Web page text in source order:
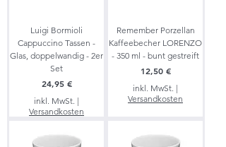
Luigi Bormioli
Cappuccino Tassen -
Glas, doppelwandig - 2er
Set
Preis
24,95 €
inkl. MwSt. |
Versandkosten
Remember Porzellan
Kaffeebecher LORENZO
- 350 ml - bunt gestreift
Preis
12,50 €
inkl. MwSt. |
Versandkosten